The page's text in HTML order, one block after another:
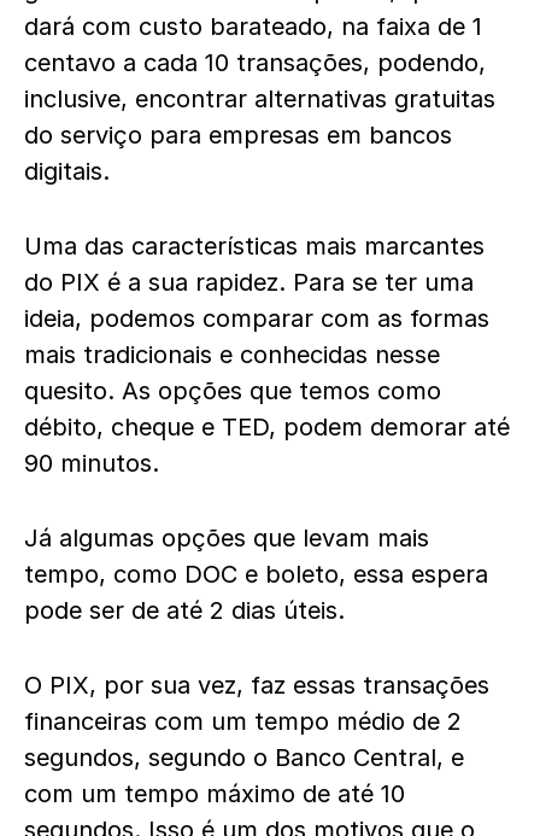
dará com custo barateado, na faixa de 1
centavo a cada 10 transações, podendo,
inclusive, encontrar alternativas gratuitas
do serviço para empresas em bancos
digitais.
Uma das características mais marcantes
do PIX é a sua rapidez. Para se ter uma
ideia, podemos comparar com as formas
mais tradicionais e conhecidas nesse
quesito. As opções que temos como
débito, cheque e TED, podem demorar até
90 minutos.
Já algumas opções que levam mais
tempo, como DOC e boleto, essa espera
pode ser de até 2 dias úteis.
O PIX, por sua vez, faz essas transações
financeiras com um tempo médio de 2
segundos, segundo o Banco Central, e
com um tempo máximo de até 10
segundos. Isso é um dos motivos que o